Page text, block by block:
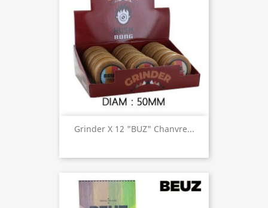
Grinder X 12 "BUZ" Chanvre...